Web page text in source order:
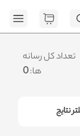
تعداد کل رسانه
ها:0
نتایج
.متوجه شدم